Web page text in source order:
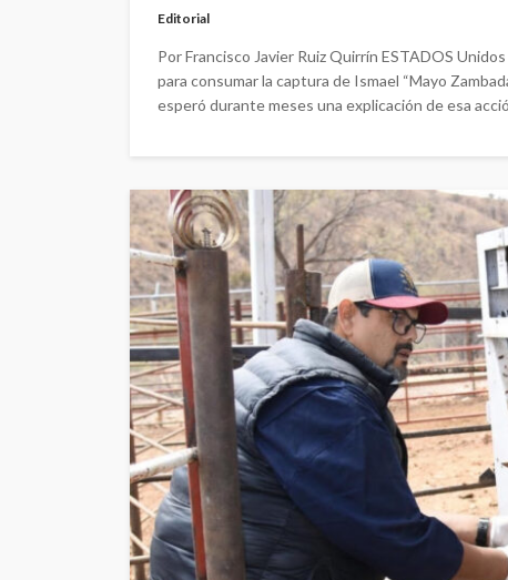
Editorial
Por Francisco Javier Ruiz Quirrín ESTADOS
para consumar la captura de Ismael “Mayo
esperó durante meses una explicación de esa